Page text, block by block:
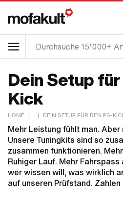
Dein Setup
Kick
HOME | | DEIN SETUP FÜR DEN PS-
Mehr Leistung fühlt man.
Unsere Tuningkits sind so
zusammen funktionieren.
Ruhiger Lauf. Mehr
wer wissen will, was wirklich
auf unseren Prüfstand.